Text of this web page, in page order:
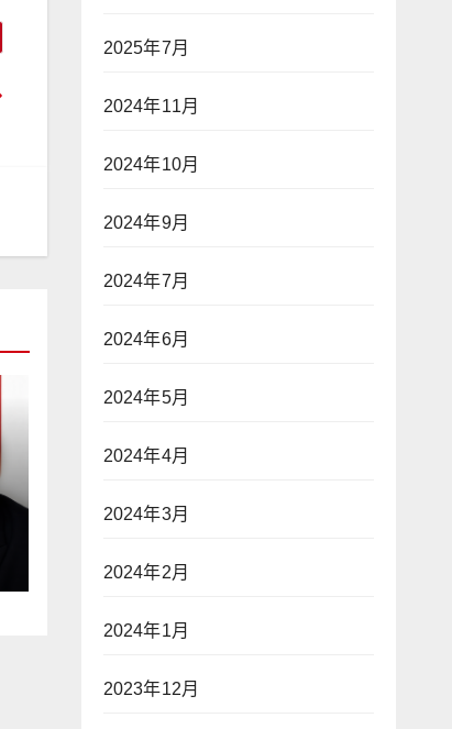
2025年7月
2024年11月
2024年10月
2024年9月
2024年7月
2024年6月
2024年5月
2024年4月
2024年3月
2024年2月
2024年1月
2023年12月